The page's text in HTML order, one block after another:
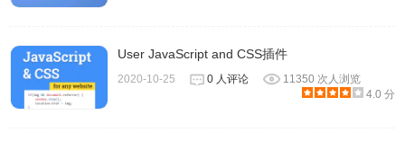
User JavaScript and CSS插件
2020-10-25 0 人评论
11350 次人浏览
4.0 分